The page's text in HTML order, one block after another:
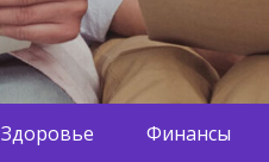
Здоровье Финансы